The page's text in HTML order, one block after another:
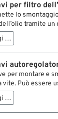
per filtro
lo
tramite un
dell’olio
Twin Cam, c'è
posizione
…
per montare e
vite. Può essere
chiave a
…